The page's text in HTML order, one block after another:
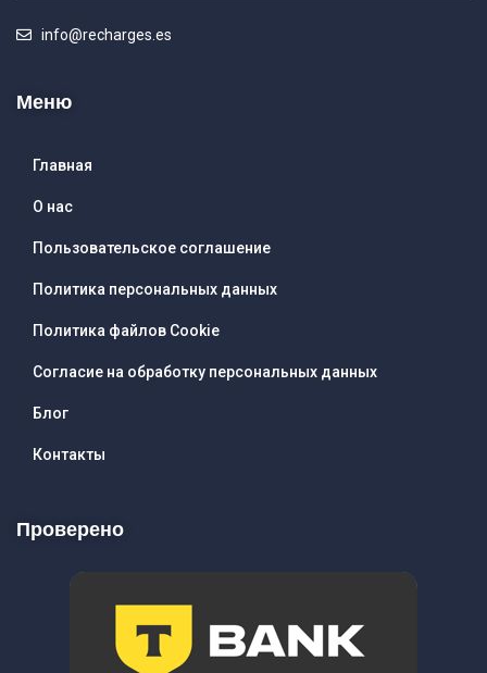
info@recharges.es
Меню
Главная
О нас
Пользовательское соглашение
Политика персональных данных
Политика файлов Cookie
Согласие на обработку персональных данных
Блог
Контакты
Проверено